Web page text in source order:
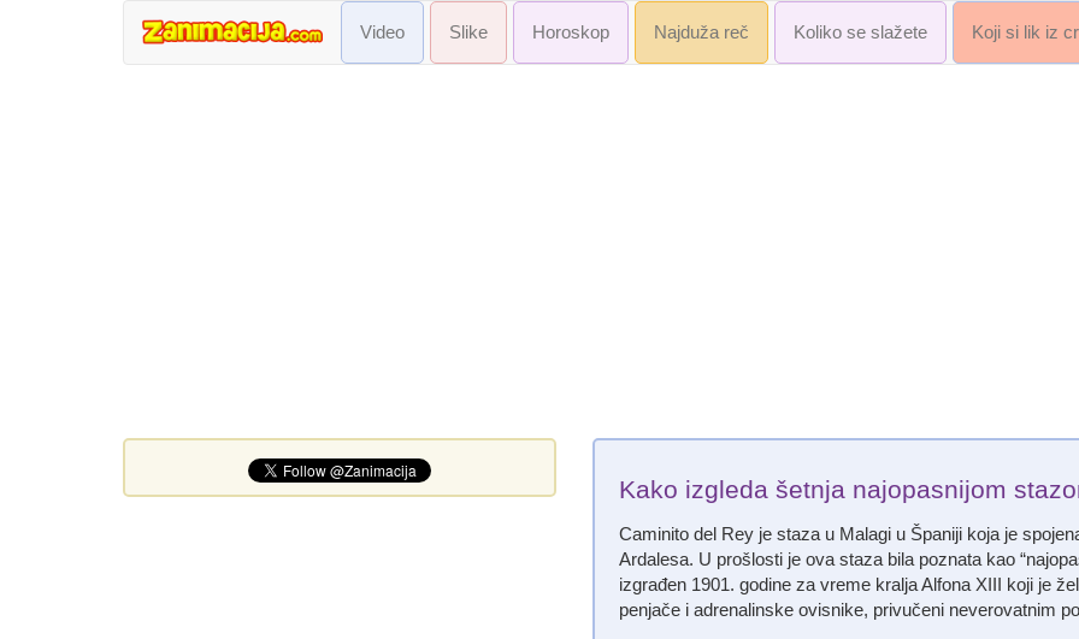
Video Slike Horoskop Najduža reč Koliko se slažete Koji si lik iz
Kako izgleda šetnja najopasnijom
Caminito del Rey je staza u Malagi u Španiji koja je
Ardalesa. U prošlosti je ova staza bila poznata kao
izgrađen 1901. godine za vreme kralja Alfona XIII koji je
penjače i adrenalinske ovisnike, privučeni neverovatnim